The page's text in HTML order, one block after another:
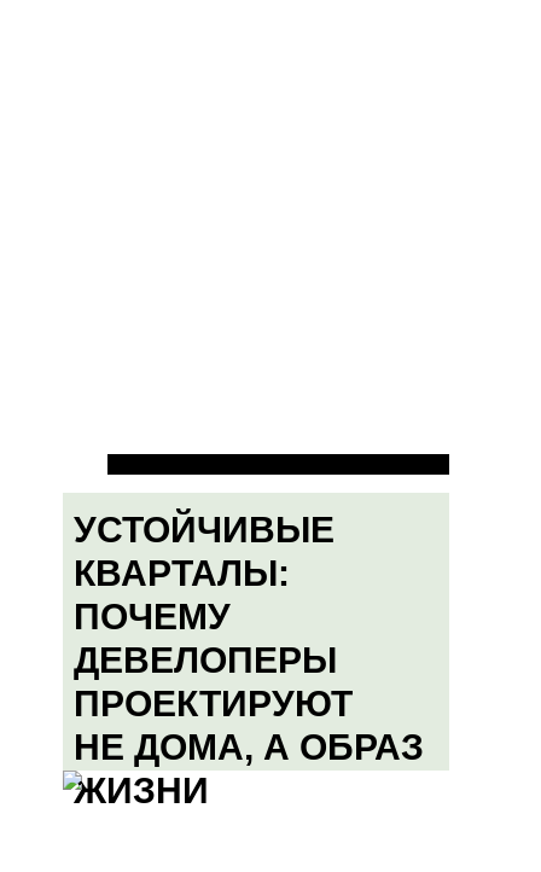
УСТОЙЧИВЫЕ
КВАРТАЛЫ:
ПОЧЕМУ
ДЕВЕЛОПЕРЫ
ПРОЕКТИРУЮТ
НЕ ДОМА, А ОБРАЗ
ЖИЗНИ